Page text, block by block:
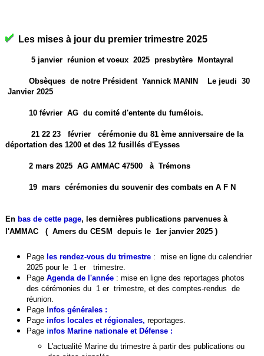
Les mises à jour du premier trimestre 2025
5 janvier réunion et voeux 2025 presbytère Montayral
Obsèques de notre Président Yannick MANIN Le jeudi 30
Janvier 2025
10 février AG du comité d'entente du fumélois.
21 22 23 février cérémonie du 81 ème anniversaire de la
déportation des 1200 et des 12 fusillés d'Eysses
2 mars 2025 AG AMMAC 47500 à Trémons
19 mars cérémonies du souvenir des combats en A F N
En bas de cette page, les dernières publications parvenues à
l'AMMAC ( Amers du CESM depuis le 1er janvier 2025 )
Page les rendez-vous du trimestre : mise en ligne du calendrier
2025 pour le 1 er trimestre.
PageAgenda de l'année : mise en ligne des reportages photos
des cérémonies du 1 er trimestre, et des comptes-rendus de
réunion.
Page Infos générales :
Page infos locales et régionales,reportages.
Pageinfos Marine nationale et Défense :
L'actualité Marine du trimestre à partir des publications ou